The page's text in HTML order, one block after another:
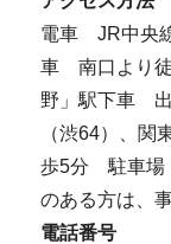
電車 JR中央
車 南口より徒
野」駅下車
（渋64）、関
歩5分 駐車場
のある方は、
電話番号